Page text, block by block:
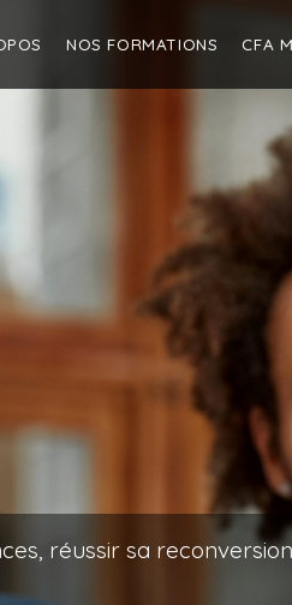
NOS FORMATIONS CFA
réussir sa